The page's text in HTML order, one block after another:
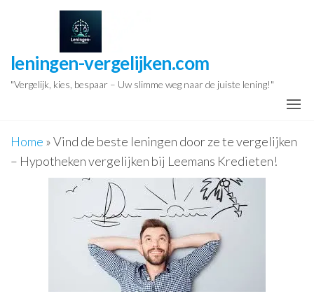
inhoud
leningen-vergelijken.com
"Vergelijk, kies, bespaar – Uw slimme weg naar de juiste lening!"
Home »Vind de beste leningen door ze te vergelijken
– Hypotheken vergelijken bij Leemans Kredieten!